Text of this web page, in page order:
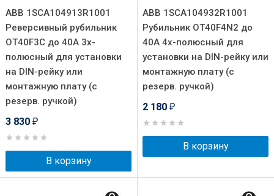
ABB 1SCA104913R1001
Реверсивный рубильник
OT40F3C до 40А 3х-
полюсный для установки
на DIN-рейку или
монтажную плату (с
резерв. ручкой)
3 830 ₽
В корзину
ABB 1SCA104932R1001
Рубильник OT40F4N2 до
40А 4х-полюсный для
установки на DIN-рейку или
монтажную плату (с
резерв. ручкой)
2 180 ₽
В корзину